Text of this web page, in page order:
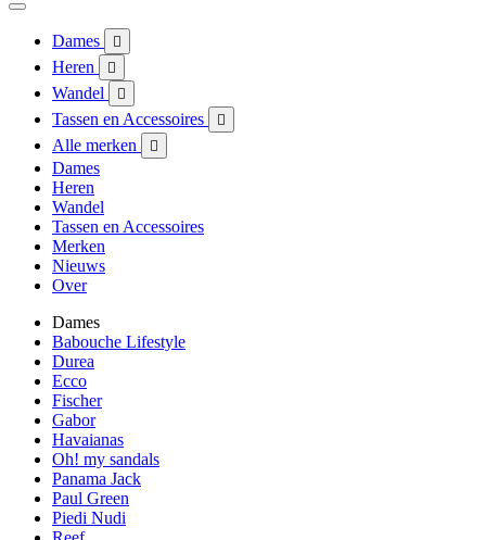
Dames 
Heren 
Wandel 
Tassen en Accessoires 
Alle merken 
Dames
Heren
Wandel
Tassen en Accessoires
Merken
Nieuws
Over
Dames
Babouche Lifestyle
Durea
Ecco
Fischer
Gabor
Havaianas
Oh! my sandals
Panama Jack
Paul Green
Piedi Nudi